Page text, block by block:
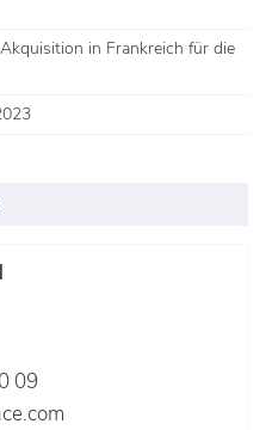
in Frankreich für die
09